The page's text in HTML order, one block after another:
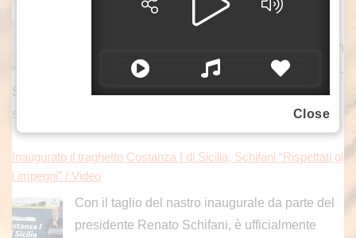
ROMA (ITALPRESS) – “Giuseppe Conte
sostiene che la Commissione Covid sarebbe un
“plotone di esecuzione” orchestrato contro di lui.
Solo che, a differenza sua, non mi interessa gettare fango
su
Inaugurato il traghetto Costanza I di Sicilia, Schifani “Rispettati gl
i impegni” / Video
Con il taglio del nastro inaugurale da parte del
presidente Renato Schifani, è ufficialmente
Close